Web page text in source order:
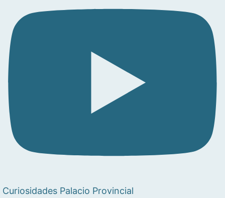
Curiosidades Palacio Provincial